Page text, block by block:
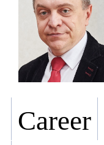
Career